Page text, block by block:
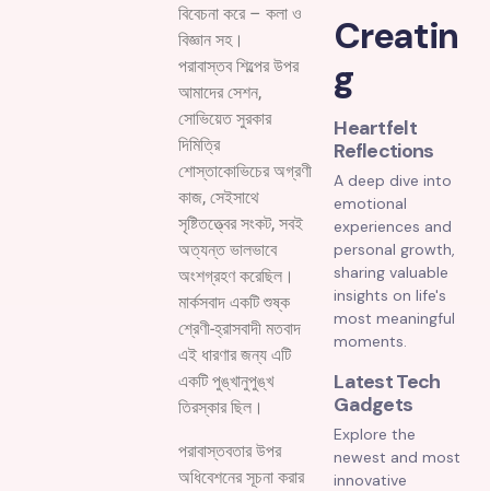
বিবেচনা করে – কলা ও
বিজ্ঞান সহ।
পরাবাস্তব শিল্পের উপর
আমাদের সেশন,
সোভিয়েত সুরকার
দিমিত্রি
শোস্তাকোভিচের অগ্রণী
কাজ, সেইসাথে
সৃষ্টিতত্ত্বের সংকট, সবই
অত্যন্ত ভালভাবে
অংশগ্রহণ করেছিল।
মার্কসবাদ একটি শুষ্ক
শ্রেণী-হ্রাসবাদী মতবাদ
এই ধারণার জন্য এটি
একটি পুঙ্খানুপুঙ্খ
তিরস্কার ছিল।
পরাবাস্তবতার উপর
অধিবেশনের সূচনা করার
Creatin
g
Heartfelt
Reflections
A deep dive into
emotional
experiences and
personal growth,
sharing valuable
insights on life's
most meaningful
moments.
Latest Tech
Gadgets
Explore the
newest and most
innovative